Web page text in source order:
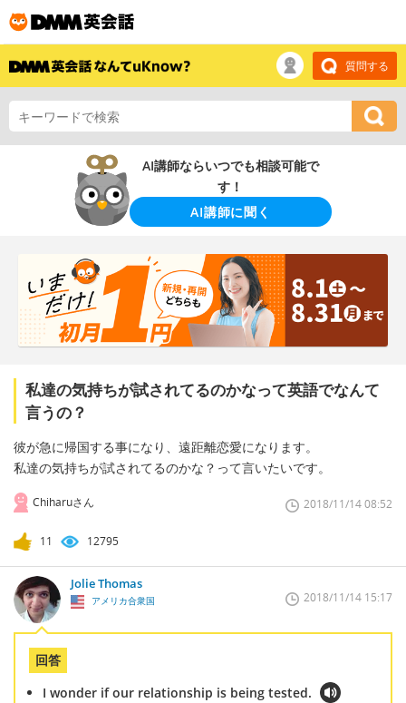
質問する
AI講師ならいつでも相談可能で
す！
AI講師に聞く
私達の気持ちが試されてるのかなって英語でなんて
言うの？
彼が急に帰国する事になり、遠距離恋愛になります。
私達の気持ちが試されてるのかな？って言いたいです。
Chiharuさん 2018/11/14 08:52
11 12795
Jolie Thomas
アメリカ合衆国 2018/11/14 15:17
回答
I wonder if our relationship is being tested.